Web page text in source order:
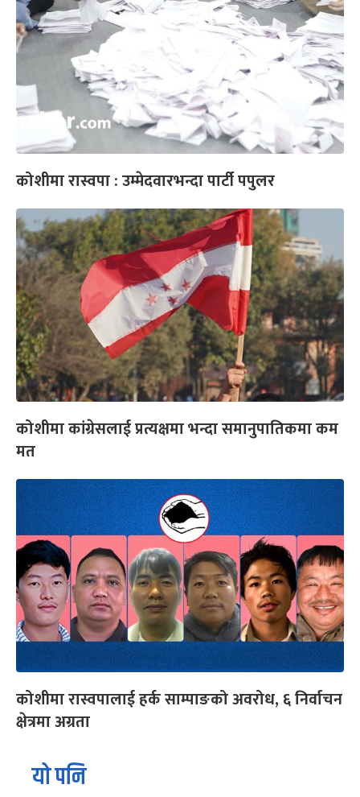
कोशीमा रास्वपा : उम्मेदवारभन्दा पार्टी पपुलर
कोशीमा कांग्रेसलाई प्रत्यक्षमा भन्दा समानुपातिकमा कम
मत
कोशीमा रास्वपालाई हर्क साम्पाङको अवरोध, ६ निर्वाचन
क्षेत्रमा अग्रता
यो पनि